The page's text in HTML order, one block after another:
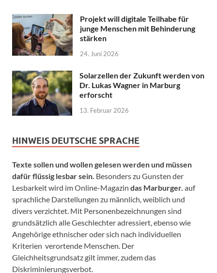
Projekt will digitale Teilhabe für
junge Menschen mit Behinderung
stärken
24. Juni 2026
Solarzellen der Zukunft werden von
Dr. Lukas Wagner in Marburg
erforscht
13. Februar 2026
HINWEIS DEUTSCHE SPRACHE
Texte sollen und wollen gelesen werden und müssen
dafür flüssig lesbar sein. Besonders zu Gunsten der
Lesbarkeit wird im Online-Magazin das Marburger. auf
sprachliche Darstellungen zu männlich, weiblich und
divers verzichtet. Mit Personenbezeichnungen sind
grundsätzlich alle Geschlechter adressiert, ebenso wie
Angehörige ethnischer oder sich nach individuellen
Kriterien verortende Menschen. Der
Gleichheitsgrundsatz gilt immer, zudem das
Diskriminierungsverbot.